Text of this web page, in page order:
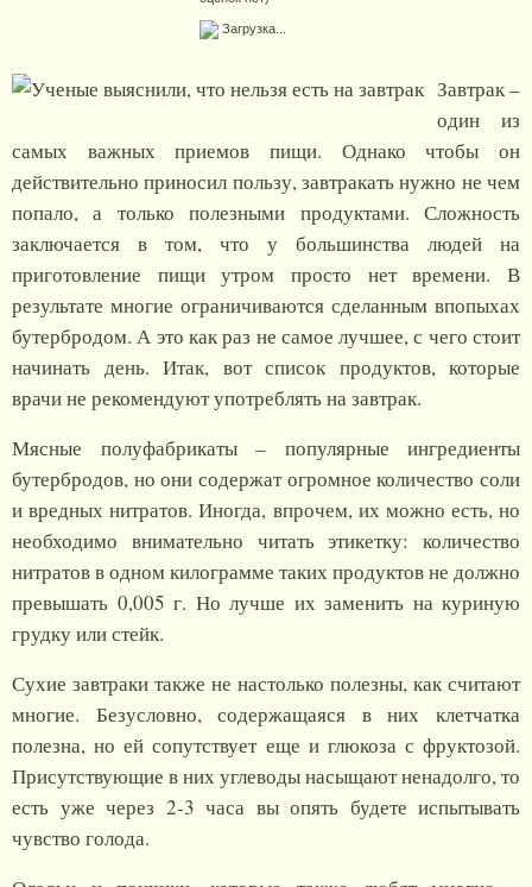
Загрузка...
Завтрак –
один из
самых важных приемов пищи. Однако чтобы он
действительно приносил пользу, завтракать нужно не чем
попало, а только полезными продуктами. Сложность
заключается в том, что у большинства людей на
приготовление пищи утром просто нет времени. В
результате многие ограничиваются сделанным впопыхах
бутербродом. А это как раз не самое лучшее, с чего стоит
начинать день. Итак, вот список продуктов, которые
врачи не рекомендуют употреблять на завтрак.
Мясные полуфабрикаты – популярные ингредиенты
бутербродов, но они содержат огромное количество соли
и вредных нитратов. Иногда, впрочем, их можно есть, но
необходимо внимательно читать этикетку: количество
нитратов в одном килограмме таких продуктов не должно
превышать 0,005 г. Но лучше их заменить на куриную
грудку или стейк.
Сухие завтраки также не настолько полезны, как считают
многие. Безусловно, содержащаяся в них клетчатка
полезна, но ей сопутствует еще и глюкоза с фруктозой.
Присутствующие в них углеводы насыщают ненадолго, то
есть уже через 2-3 часа вы опять будете испытывать
чувство голода.